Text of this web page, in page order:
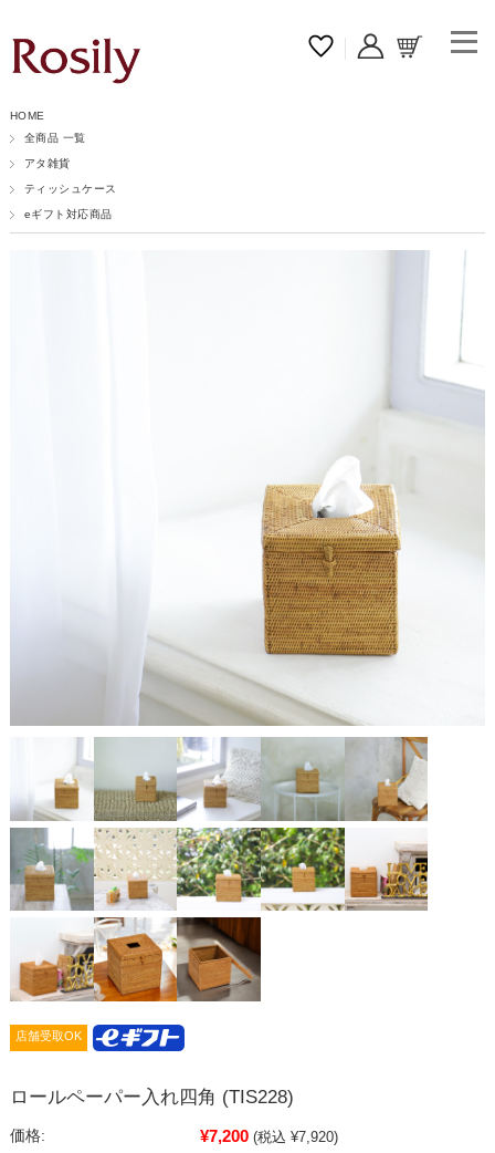
HOME
全商品 一覧
アタ雑貨
ティッシュケース
eギフト対応商品
店舗受取OK
ロールペーパー入れ四角 (TIS228)
価格: ¥7,200 (税込 ¥7,920)